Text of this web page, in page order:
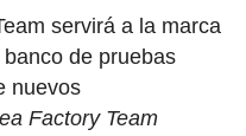
servirá a la marca
de pruebas
nuevos
Factory Team